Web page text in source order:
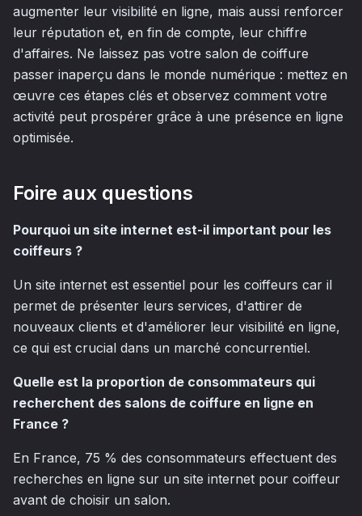
augmenter leur visibilité en ligne, mais aussi renforcer
leur réputation et, en fin de compte, leur chiffre
d'affaires. Ne laissez pas votre salon de coiffure
passer inaperçu dans le monde numérique : mettez en
œuvre ces étapes clés et observez comment votre
activité peut prospérer grâce à une présence en ligne
optimisée.
Foire aux questions
Pourquoi un site internet est-il important pour les
coiffeurs ?
Un site internet est essentiel pour les coiffeurs car il
permet de présenter leurs services, d'attirer de
nouveaux clients et d'améliorer leur visibilité en ligne,
ce qui est crucial dans un marché concurrentiel.
Quelle est la proportion de consommateurs qui
recherchent des salons de coiffure en ligne en
France ?
En France, 75 % des consommateurs effectuent des
recherches en ligne sur un site internet pour coiffeur
avant de choisir un salon.